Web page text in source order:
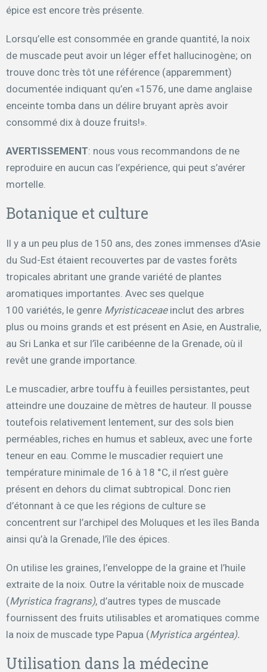
épice est encore très présente.
Lorsqu’elle est consommée en grande quantité, la noix
de muscade peut avoir un léger effet hallucinogène; on
trouve donc très tôt une référence (apparemment)
documentée indiquant qu’en «1576, une dame anglaise
enceinte tomba dans un délire bruyant après avoir
consommé dix à douze fruits!».
AVERTISSEMENT: nous vous recommandons de ne
reproduire en aucun cas l’expérience, qui peut s’avérer
mortelle.
Botanique et culture
Il y a un peu plus de 150 ans, des zones immenses d’Asie
du Sud-Est étaient recouvertes par de vastes forêts
tropicales abritant une grande variété de plantes
aromatiques importantes. Avec ses quelque
100 variétés, le genre Myristicaceaeinclut des arbres
plus ou moins grands et est présent en Asie, en Australie,
au Sri Lanka et sur l’île caribéenne de la Grenade, où il
revêt une grande importance.
Le muscadier, arbre touffu à feuilles persistantes, peut
atteindre une douzaine de mètres de hauteur. Il pousse
toutefois relativement lentement, sur des sols bien
perméables, riches en humus et sableux, avec une forte
teneur en eau. Comme le muscadier requiert une
température minimale de 16 à 18 °C, il n’est guère
présent en dehors du climat subtropical. Donc rien
d’étonnant à ce que les régions de culture se
concentrent sur l’archipel des Moluques et les îles Banda
ainsi qu’à la Grenade, l’île des épices.
On utilise les graines, l’enveloppe de la graine et l’huile
extraite de la noix. Outre la véritable noix de muscade
(Myristica fragrans), d’autres types de muscade
fournissent des fruits utilisables et aromatiques comme
la noix de muscade type Papua (Myristica argéntea).
Utilisation dans la médecine